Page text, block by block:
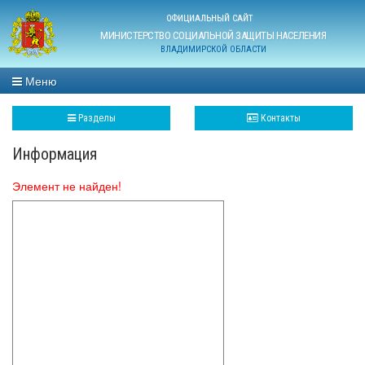
ОФИЦИАЛЬНЫЙ САЙТ
МИНИСТЕРСТВО СОЦИАЛЬНОЙ ЗАЩИТЫ НАСЕЛЕНИЯ
ВЛАДИМИРСКОЙ ОБЛАСТИ
Меню
Разделы Контакты
Информация
Элемент не найден!